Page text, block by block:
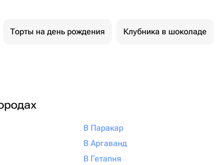
Торты на день рождения Клубника в шоколаде
В Паракар
В Аргаванд
В Гетапня